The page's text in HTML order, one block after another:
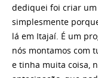
dediquei foi criar
simplesmente
lá em Itajaí. É um
nós montamos com
e tinha muita coisa,